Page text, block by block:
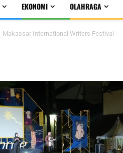
EKONOMI OLAHRAGA
Makassar International Writers Festival